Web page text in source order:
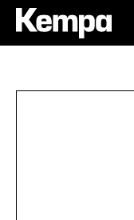
principal